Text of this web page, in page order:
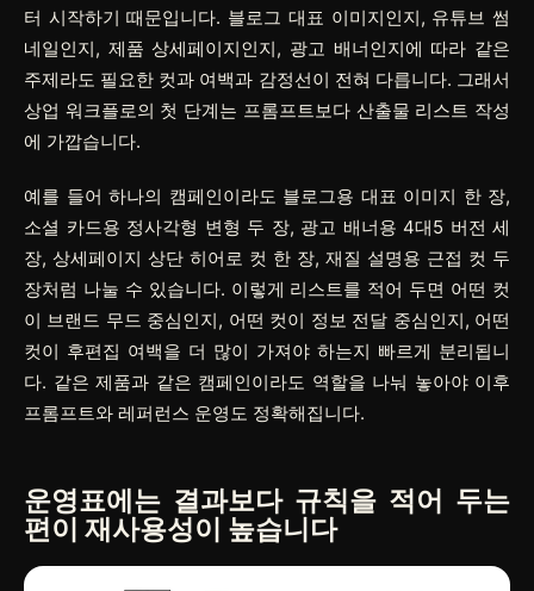
터 시작하기 때문입니다. 블로그 대표 이미지인지, 유튜브 썸
네일인지, 제품 상세페이지인지, 광고 배너인지에 따라 같은
주제라도 필요한 컷과 여백과 감정선이 전혀 다릅니다. 그래서
상업 워크플로의 첫 단계는 프롬프트보다 산출물 리스트 작성
에 가깝습니다.
예를 들어 하나의 캠페인이라도 블로그용 대표 이미지 한 장,
소셜 카드용 정사각형 변형 두 장, 광고 배너용 4대5 버전 세
장, 상세페이지 상단 히어로 컷 한 장, 재질 설명용 근접 컷 두
장처럼 나눌 수 있습니다. 이렇게 리스트를 적어 두면 어떤 컷
이 브랜드 무드 중심인지, 어떤 컷이 정보 전달 중심인지, 어떤
컷이 후편집 여백을 더 많이 가져야 하는지 빠르게 분리됩니
다. 같은 제품과 같은 캠페인이라도 역할을 나눠 놓아야 이후
프롬프트와 레퍼런스 운영도 정확해집니다.
운영표에는 결과보다 규칙을 적어 두는
편이 재사용성이 높습니다